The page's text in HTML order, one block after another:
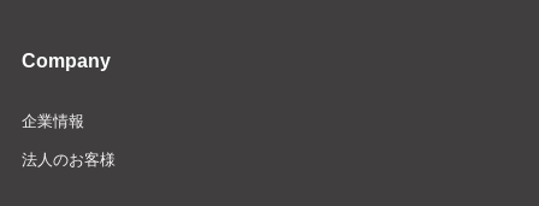
Company
企業情報
法人のお客様